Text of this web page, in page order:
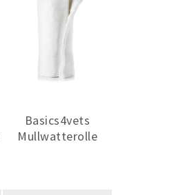
Basics4vets
Mullwatterolle